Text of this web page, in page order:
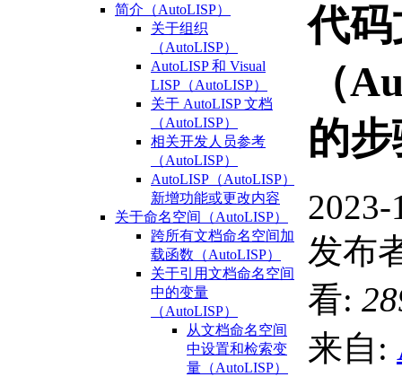
简介（AutoLISP）
关于组织
（AutoLISP）
AutoLISP 和 Visual
LISP（AutoLISP）
关于 AutoLISP 文档
（AutoLISP）
相关开发人员参考
（AutoLISP）
AutoLISP（AutoLISP）
新增功能或更改内容
关于命名空间（AutoLISP）
跨所有文档命名空间加
载函数（AutoLISP）
关于引用文档命名空间
中的变量
（AutoLISP）
从文档命名空间
中设置和检索变
量（AutoLISP）
代
（
的
2023-
发布
看:
来自: